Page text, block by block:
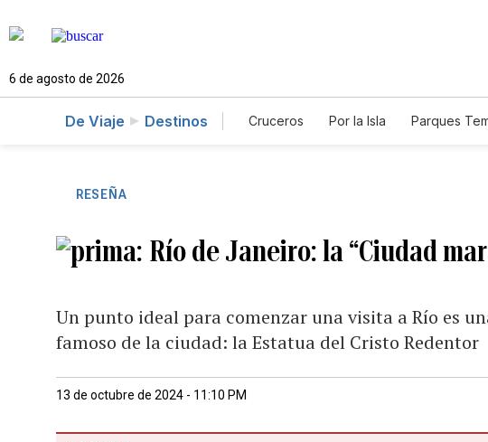
6 de agosto de 2026
De Viaje Destinos Cruceros Por la Isla Parques
RESEÑA
Río de Janeiro: la “Ciudad
Un punto ideal para comenzar una visita a Río es
famoso de la ciudad: la Estatua del Cristo Redentor
13 de octubre de 2024 - 11:10 PM